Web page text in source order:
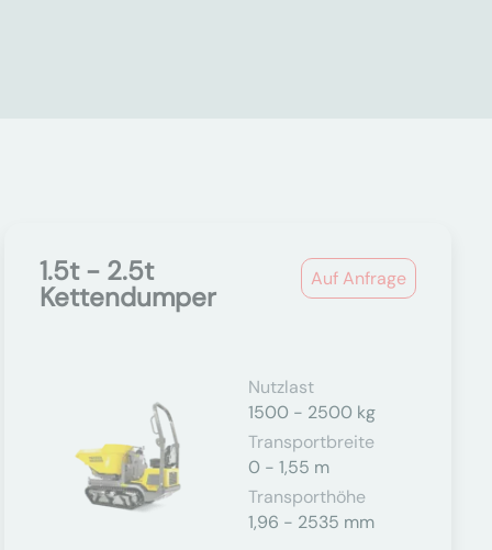
Auf Anfrage
1.5t - 2.5t
Kettendumper
Nutzlast
1500 - 2500 kg
Transportbreite
0 - 1,55 m
Transporthöhe
1,96 - 2535 mm